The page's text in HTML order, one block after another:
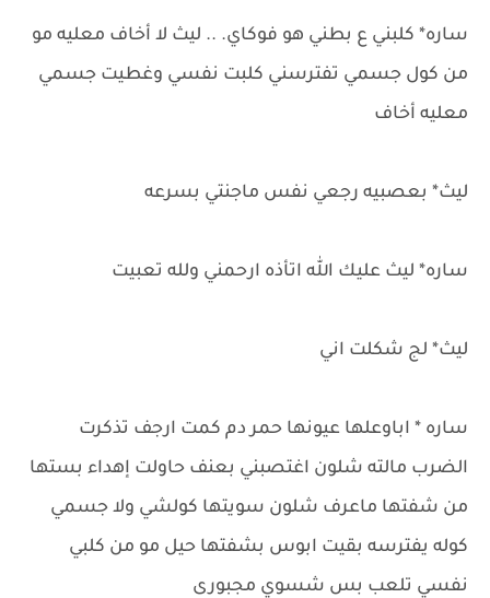
ساره* كلبني ع بطني هو فوكاي. .. ليث لا أخاف معليه مو
من كول جسمي تفترسني كلبت نفسي وغطيت جسمي
معليه أخاف
ليث* بعصبيه رجعي نفس ماجنتي بسرعه
ساره* ليث عليك الله اتأذه ارحمني ولله تعبيت
ليث* لج شكلت اني
ساره * اباوعلها عيونها حمر دم كمت ارجف تذكرت
الضرب مالته شلون اغتصبني بعنف حاولت إهداء بستها
من شفتها ماعرف شلون سويتها كولشي ولا جسمي
كوله يفترسه بقيت ابوس بشفتها حيل مو من كلبي
نفسي تلعب بس شسوي مجبورى